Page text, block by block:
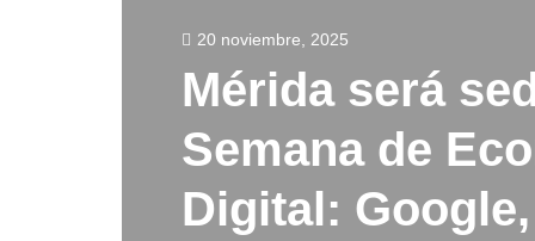
20 noviembre, 2025
Mérida será
Semana de
Digital: